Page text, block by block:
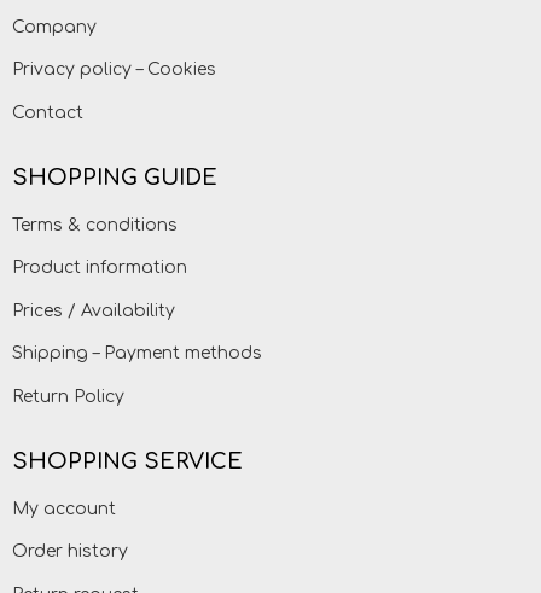
Company
Privacy policy – Cookies
Contact
SHOPPING GUIDE
Terms & conditions
Product information
Prices / Availability
Shipping – Payment methods
Return Policy
SHOPPING SERVICE
My account
Order history